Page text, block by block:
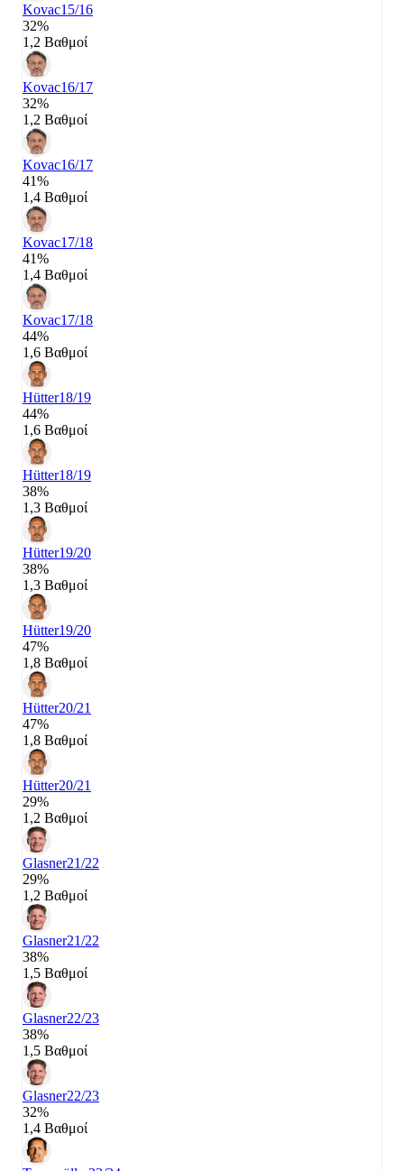
Kovac15/16
32%
1,2 Βαθμοί
Kovac16/17
32%
1,2 Βαθμοί
Kovac16/17
41%
1,4 Βαθμοί
Kovac17/18
41%
1,4 Βαθμοί
Kovac17/18
44%
1,6 Βαθμοί
Hütter18/19
44%
1,6 Βαθμοί
Hütter18/19
38%
1,3 Βαθμοί
Hütter19/20
38%
1,3 Βαθμοί
Hütter19/20
47%
1,8 Βαθμοί
Hütter20/21
47%
1,8 Βαθμοί
Hütter20/21
29%
1,2 Βαθμοί
Glasner21/22
29%
1,2 Βαθμοί
Glasner21/22
38%
1,5 Βαθμοί
Glasner22/23
38%
1,5 Βαθμοί
Glasner22/23
32%
1,4 Βαθμοί